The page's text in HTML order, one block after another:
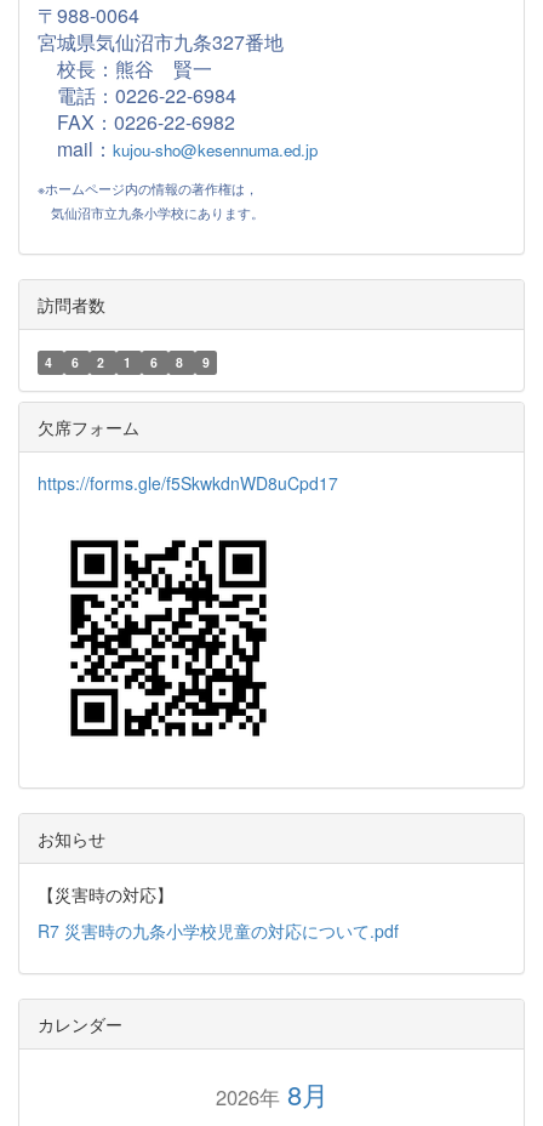
〒988-0064
宮城県気仙沼市九条327番地
校長：熊谷 賢一
電話：0226-22-6984
FAX： 0226-22-6982
mail： kujou-sho@kesennuma.ed.jp
※ホームページ内の情報の著作権は，
気仙沼市立九条小学校にあります。
訪問者数
4 6 2 1 6 8 9
欠席フォーム
https://forms.gle/f5SkwkdnWD8uCpd17
お知らせ
【災害時の対応】
R7 災害時の九条小学校児童の対応について.pdf
カレンダー
2026年8月